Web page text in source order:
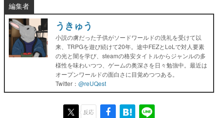
編集者
うきゅう
小説の虜だった子供がソードワールドの洗礼を受けて以
来、TRPGを遊び続けて20年。途中FEZとLoLで対人要素
の光と闇を学び、steamの格安タイトルからジャンルの多
様性を味わいつつ、ゲームの奥深さを日々勉強中。最近は
オープンワールドの面白さに目覚めつつある。
Twitter： @reUQest
反応